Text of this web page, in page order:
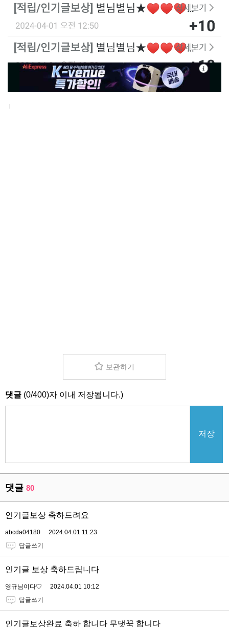
보관하기
댓글 (0/400)자 이내 저장됩니다.)
저장
댓글 80
인기글보상 축하드려요
abcda04180
2024.04.01 11:23
답글쓰기
인기글 보상 축하드립니다
영규님이다♡
2024.04.01 10:12
답글쓰기
인기글보상완료 축하 합니다 무댓꾹 합니다